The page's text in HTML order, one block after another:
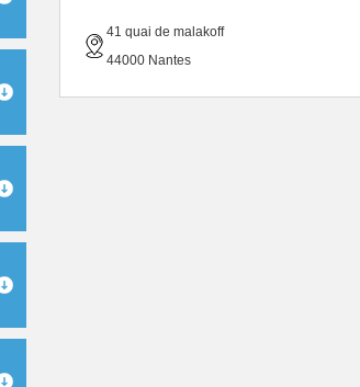
41 quai de malakoff
44000 Nantes